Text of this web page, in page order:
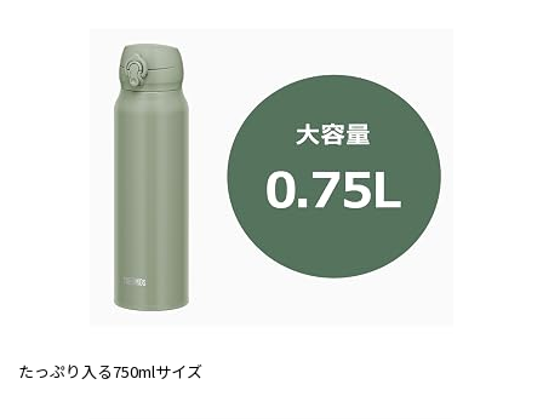
たっぷり入る750mlサイズ